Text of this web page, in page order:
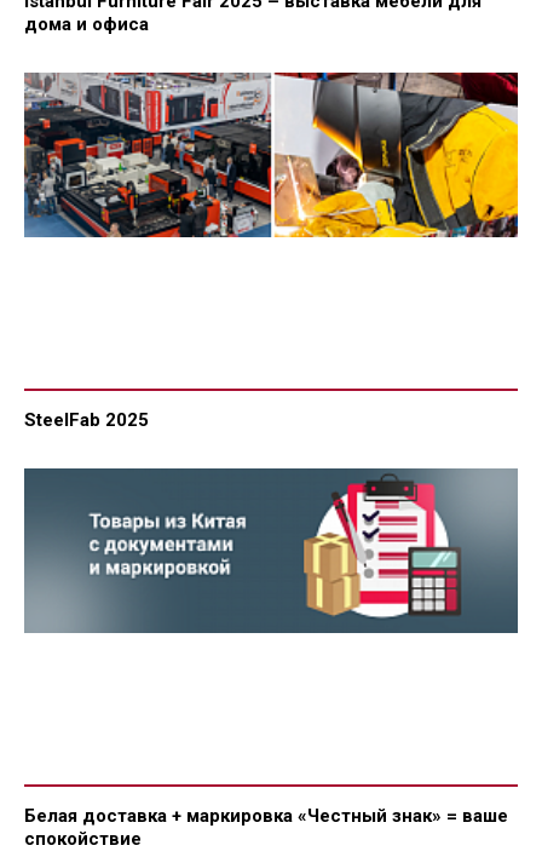
дома и офиса
SteelFab 2025
Белая доставка + маркировка «Честный знак» = ваше
спокойствие